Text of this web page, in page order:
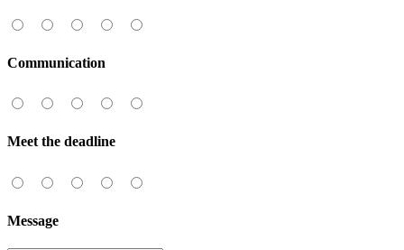
Communication
Meet the deadline
Message